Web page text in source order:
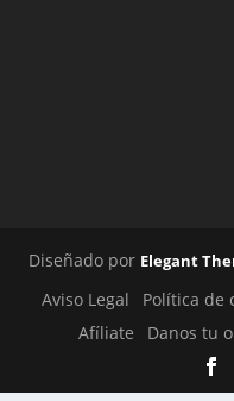
Diseñado por Elegant
Aviso Legal Política de
Afíliate
Danos tu